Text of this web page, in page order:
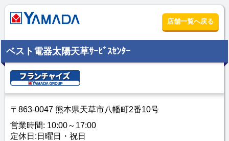
店舗一覧へ戻る
ベスト電器太陽天草ｻｰﾋﾞｽｾﾝﾀｰ
〒863-0047 熊本県天草市八幡町2番10号
営業時間: 10:00～17:00
定休日:日曜日・祝日